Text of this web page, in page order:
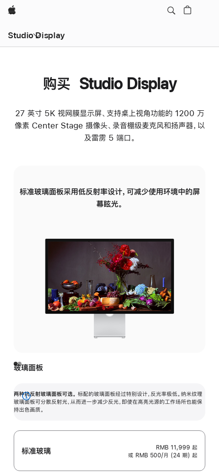
Apple
Studio Display
购买 Studio Display
27 英寸 5K 视网膜显示屏、支持桌上视角功能的 1200 万
像素 Center Stage 摄像头、录音棚级麦克风和扬声器，以
及雷雳 5 端口。
标准玻璃面板采用低反射率设计，可减少使用环境中的屏
幕眩光。
玻璃面板
两种抗反射玻璃面板可选。 标配的玻璃面板经过特别设计，反光率极低。纳米纹理
玻璃面板可分散反射光，从而进一步减少反光，即使在高亮光源的工作场所也能保
持出色画质。
展
开
标准玻璃 RMB 11,999 起
或 RMB 500/月 (24 期) 起